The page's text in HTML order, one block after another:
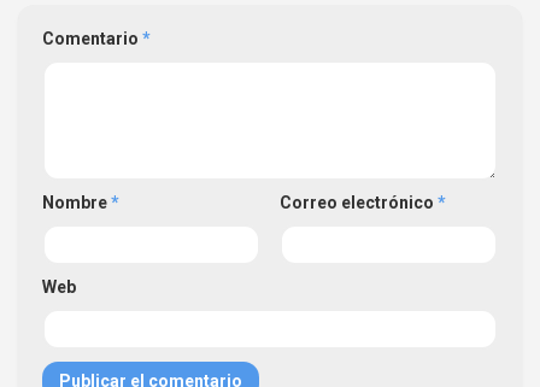
Comentario *
Nombre* Correo electrónico *
Web